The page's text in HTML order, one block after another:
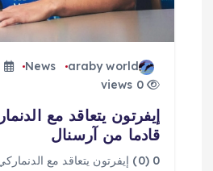
ت
araby world
News
0 views
إيفرتون يتعاقد مع
قادما من آرسنال
0 (0) إيفرتون يتعاقد مع